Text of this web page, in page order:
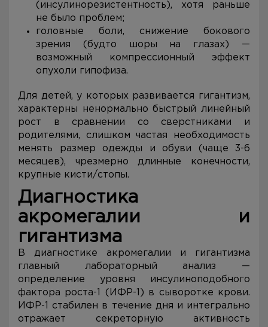
(инсулинорезистентность), хотя раньше
не было проблем;
головные боли, снижение бокового
зрения (будто шоры на глазах) —
возможный компрессионный эффект
опухоли гипофиза.
Для детей, у которых развивается гигантизм,
характерны ненормально быстрый линейный
рост в сравнении со сверстниками и
родителями, слишком частая необходимость
менять размер одежды и обуви (чаще 3-6
месяцев), чрезмерно длинные конечности,
крупные кисти/стопы.
Диагностика
акромегалии и
гигантизма
В диагностике акромегалии и гигантизма
главный лабораторный анализ —
определение уровня инсулиноподобного
фактора роста-1 (ИФР-1) в сыворотке крови.
ИФР-1 стабилен в течение дня и интегрально
отражает секреторную активность